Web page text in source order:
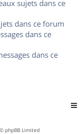
sujets dans ce
dans ce forum
dans ce
dans ce
phpBB Limited